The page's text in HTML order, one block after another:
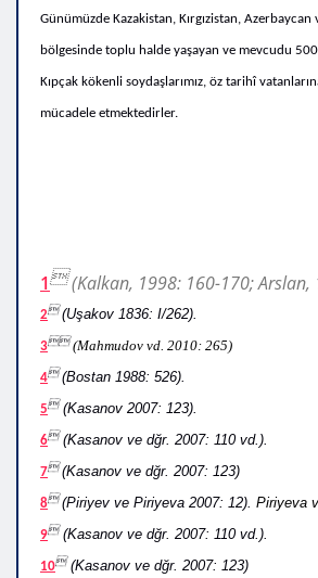
Günümüzde Kazakistan, Kırgızistan, Azerbaycan
bölgesinde toplu halde yaşayan ve mevcudu
Kıpçak kökenli soydaşlarımız, öz tarihî
mücadele etmektedirler.
1(Kalkan, 1998: 160-170; Arslan,
2 (Uşakov 1836: I/262).
3 (Mahmudov vd. 2010: 265)
4 (Bostan 1988: 526).
5(Kasanov 2007: 123).
6(Kasanov ve dğr. 2007: 110 vd.).
7 (Kasanov ve dğr. 2007: 123)
8 (Piriyev ve Piriyeva 2007: 12). Piriyeva
9(Kasanov ve dğr. 2007: 110 vd.).
10(Kasanov ve dğr. 2007: 123)